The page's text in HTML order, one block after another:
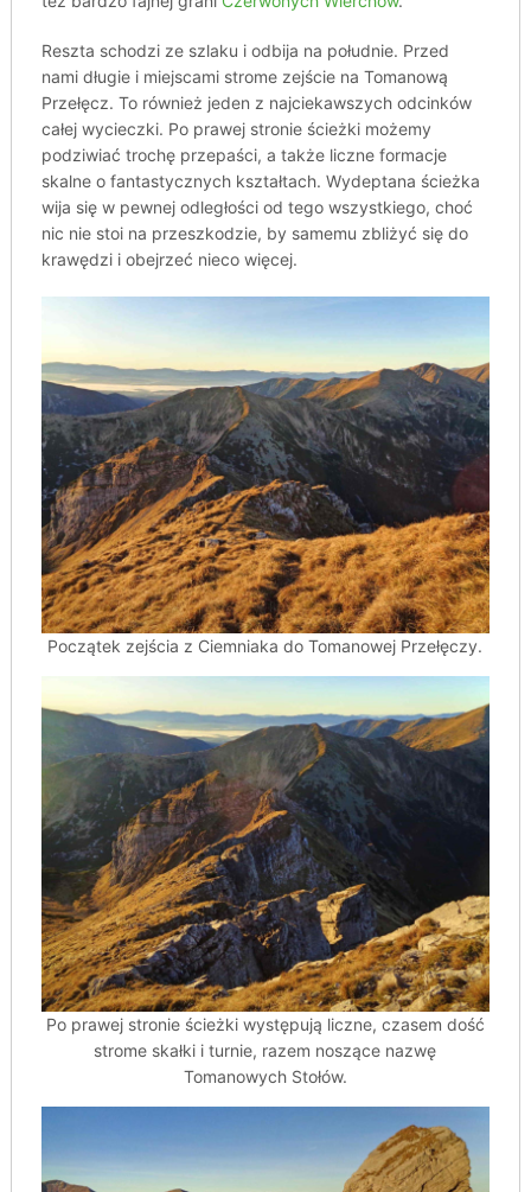
Reszta schodzi ze szlaku i odbija na południe. Przed
nami długie i miejscami strome zejście na Tomanową
Przełęcz. To również jeden z najciekawszych odcinków
całej wycieczki. Po prawej stronie ścieżki możemy
podziwiać trochę przepaści, a także liczne formacje
skalne o fantastycznych kształtach. Wydeptana ścieżka
wija się w pewnej odległości od tego wszystkiego, choć
nic nie stoi na przeszkodzie, by samemu zbliżyć się do
krawędzi i obejrzeć nieco więcej.
Początek zejścia z Ciemniaka do Tomanowej Przełęczy.
Po prawej stronie ścieżki występują liczne, czasem dość
strome skałki i turnie, razem noszące nazwę
Tomanowych Stołów.